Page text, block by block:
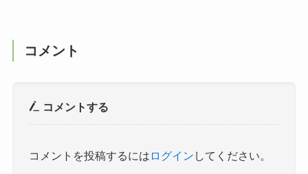
コメント
コメントする
コメントを投稿するには ログイン してください。